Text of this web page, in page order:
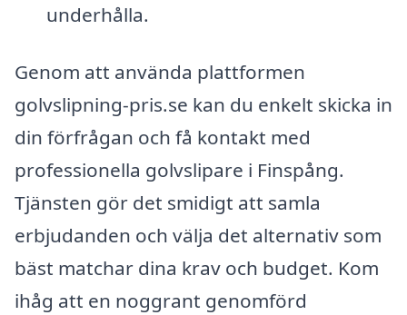
underhålla.
Genom att använda plattformen
golvslipning-pris.se kan du enkelt skicka in
din förfrågan och få kontakt med
professionella golvslipare i Finspång.
Tjänsten gör det smidigt att samla
erbjudanden och välja det alternativ som
bäst matchar dina krav och budget. Kom
ihåg att en noggrant genomförd